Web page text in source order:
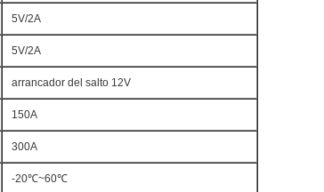
5V/2A
5V/2A
arrancador del salto 12V
150A
300A
-20℃~60℃